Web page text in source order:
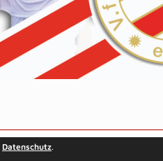
Kontakt
Datenschutz.